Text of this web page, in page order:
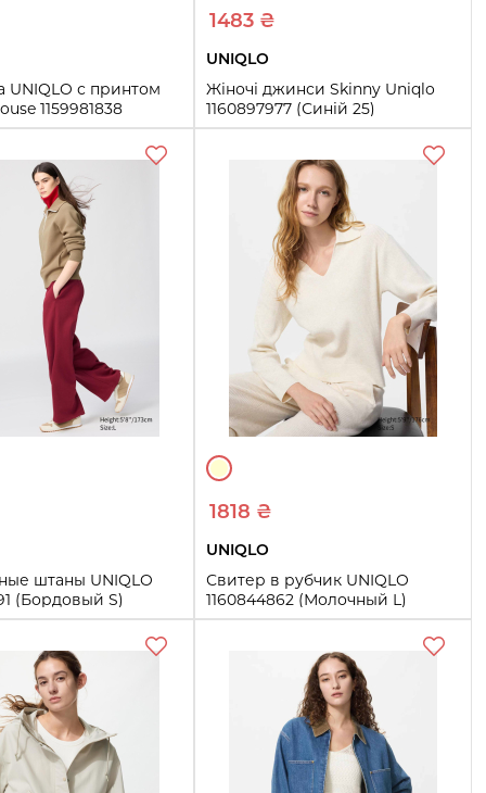
UNIQLO с принтом
1159981838
S)
Купить
1483 ₴
UNIQLO
Жіночі джинси Skinny Uniqlo
1160897977 (Синій 25)
Купить
штаны UNIQLO
(Бордовый S)
Купить
1818 ₴
UNIQLO
Свитер в рубчик UNIQLO
1160844862 (Молочный L)
Купить